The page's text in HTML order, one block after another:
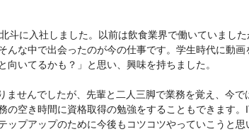
斗に入社しました。以前は飲食業界で働いていまし
んな中で出会ったのが今の仕事です。学生時代に動画
向いてるかも？」と思い、興味を持ちました。
せんでしたが、先輩と二人三脚で業務を覚え、今で
の空き時間に資格取得の勉強をすることもできます
ップアップのために今後もコツコツやっていこうと思